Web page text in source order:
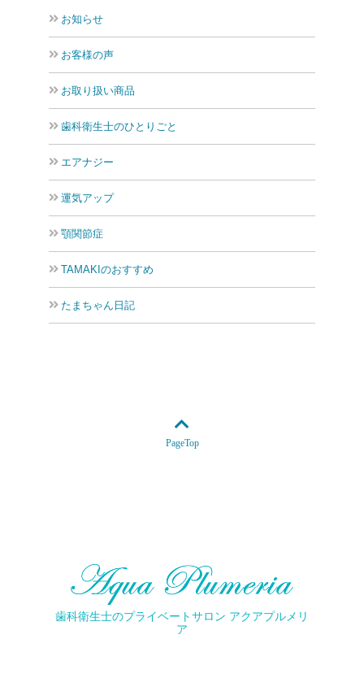
お知らせ
お客様の声
お取り扱い商品
歯科衛生士のひとりごと
エアナジー
運気アップ
顎関節症
TAMAKIのおすすめ
たまちゃん日記
PageTop
歯科衛生士のプライベートサロン アクアプルメリ
ア